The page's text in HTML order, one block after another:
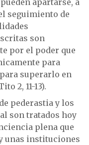
apartarse, a
seguimiento de
son
por el poder que
para
superarlo en
2, 11-13).
pederastia y los
son tratados hoy
plena que
unas instituciones